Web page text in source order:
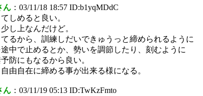
ん ：03/11/18 18:57 ID:b1yqMDdC
しめると良い。
し上なんだけど。
るから、訓練しだいできゅうっと締められるように
中で止めるとか、勢いを調節したり、刻むように
防にもなるから良い。
由自在に締める事が出来る様になる。
ん ：03/11/19 05:13 ID:TwKzFmto